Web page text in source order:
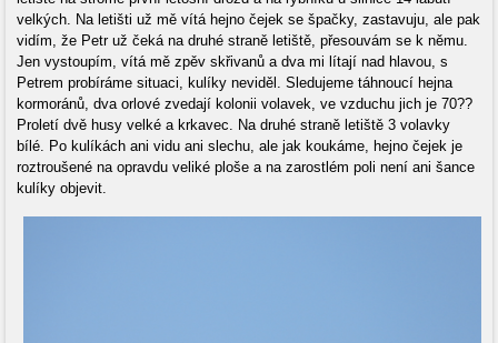
velkých. Na letišti už mě vítá hejno čejek se špačky, zastavuju, ale pak
vidím, že Petr už čeká na druhé straně letiště, přesouvám se k němu.
Jen vystoupím, vítá mě zpěv skřivanů a dva mi lítají nad hlavou, s
Petrem probíráme situaci, kulíky neviděl. Sledujeme táhnoucí hejna
kormoránů, dva orlové zvedají kolonii volavek, ve vzduchu jich je 70??
Proletí dvě husy velké a krkavec. Na druhé straně letiště 3 volavky
bílé. Po kulíkách ani vidu ani slechu, ale jak koukáme, hejno čejek je
roztroušené na opravdu veliké ploše a na zarostlém poli není ani šance
kulíky objevit.